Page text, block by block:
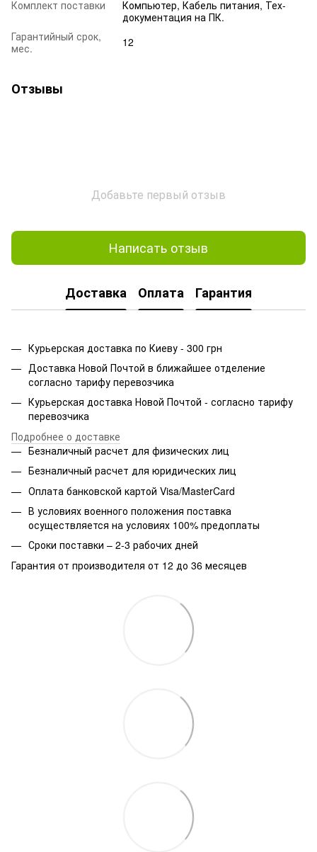
Комплект поставки
Компьютер, Кабель питания, Тех-
документация на ПК.
Гарантийный срок,
мес.
12
Отзывы
Добавьте первый отзыв
Написать отзыв
Доставка Оплата Гарантия
Курьерская доставка по Киеву - 300 грн
Доставка Новой Почтой в ближайшее отделение
согласно тарифу перевозчика
Курьерская доставка Новой Почтой - согласно тарифу
перевозчика
Подробнее о доставке
Безналичный расчет для физических лиц
Безналичный расчет для юридических лиц
Оплата банковской картой Visa/MasterCard
В условиях военного положения поставка
осуществляется на условиях 100% предоплаты
Сроки поставки – 2-3 рабочих дней
Гарантия от производителя от 12 до 36 месяцев